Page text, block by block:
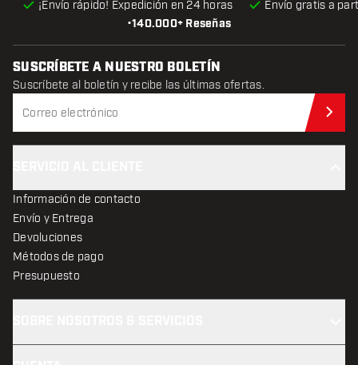
•140.000+ Reseñas
¡Envío rápido! Expedición en 24 horas Envío gratis a
SUSCRÍBETE A NUESTRO BOLETÍN
Suscríbete al boletín y recibe las últimas ofertas.
Información de contacto
Envío y Entrega
Devoluciones
Métodos de pago
Presupuesto